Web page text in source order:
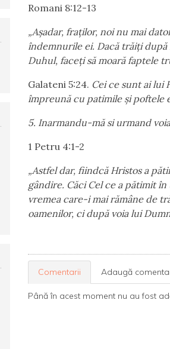
Romani 8:12-13
„Aşadar, fraţilor, noi nu mai
îndemnurile ei. Dacă trăiţi
Duhul, faceţi să moară faptele
Galateni 5:24. Cei ce sunt ai lui
împreună cu patimile şi poftele
5. Inarmandu-mă si urmand
1 Petru 4:1-2
„Astfel dar, fiindcă Hristos a
gândire. Căci Cel ce a pătimit
vremea care-i mai rămâne de
oamenilor, ci după voia lui
Comentarii Adaugă
Până în acest moment nu au fost